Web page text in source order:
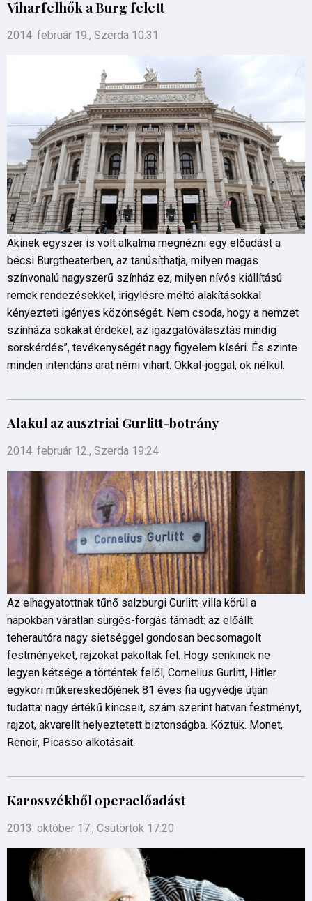
Viharfelhők a Burg felett
2014. február 19., Szerda 10:31
Akinek egyszer is volt alkalma megnézni egy előadást a
bécsi Burgtheaterben, az tanúsíthatja, milyen magas
színvonalú nagyszerű színház ez, milyen nívós kiállítású
remek rendezésekkel, irigylésre méltó alakításokkal
kényezteti igényes közönségét. Nem csoda, hogy a nemzet
színháza sokakat érdekel, az igazgatóválasztás mindig
sorskérdés”, tevékenységét nagy figyelem kíséri. És szinte
minden intendáns arat némi vihart. Okkal-joggal, ok nélkül.
Alakul az ausztriai Gurlitt-botrány
2014. február 12., Szerda 19:24
Az elhagyatottnak tűnő salzburgi Gurlitt-villa körül a
napokban váratlan sürgés-forgás támadt: az előállt
teherautóra nagy sietséggel gondosan becsomagolt
festményeket, rajzokat pakoltak fel. Hogy senkinek ne
legyen kétsége a történtek felől, Cornelius Gurlitt, Hitler
egykori műkereskedőjének 81 éves fia ügyvédje útján
tudatta: nagy értékű kincseit, szám szerint hatvan festményt,
rajzot, akvarellt helyeztetett biztonságba. Köztük. Monet,
Renoir, Picasso alkotásait.
Karosszékből operaelőadást
2013. október 17., Csütörtök 17:20